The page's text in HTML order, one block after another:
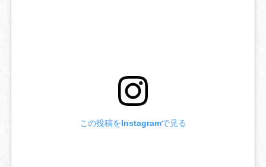
この投稿をInstagramで見る